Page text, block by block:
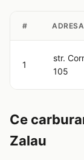
# ADRESA
1
str.
105
Ce
Zalau